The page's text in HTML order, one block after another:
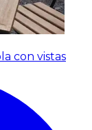
con vistas